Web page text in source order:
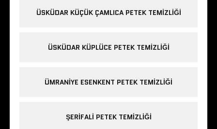
ÜSKÜDAR KÜÇÜK ÇAMLICA PETEK TEMIZLIĞI
ÜSKÜDAR KÜPLÜCE PETEK TEMIZLIĞI
ÜMRANIYE ESENKENT PETEK TEMIZLIĞI
ŞERIFALI PETEK TEMIZLIĞI